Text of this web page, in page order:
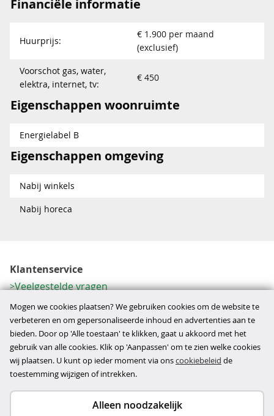
Financiële informatie
Huurprijs:
€ 1.900 per maand
(exclusief)
Voorschot gas, water,
elektra, internet, tv:
€ 450
Eigenschappen woonruimte
Energielabel B
Eigenschappen omgeving
Nabij winkels
Nabij horeca
Klantenservice
Veelgestelde vragen
Contactformulier
Herroeping
Over ons
Bedrijfsgegevens
Werkwijze
Mogen we cookies plaatsen? We gebruiken cookies om de website te
verbeteren en om gepersonaliseerde inhoud en advertenties aan te
bieden. Door op 'Alle toestaan' te klikken, gaat u akkoord met het
gebruik van alle cookies. Klik op 'Aanpassen' om te zien welke cookies
wij plaatsen. U kunt op ieder moment via onscookiebeleid de
toestemming wijzigen of intrekken.
Alleen noodzakelijk